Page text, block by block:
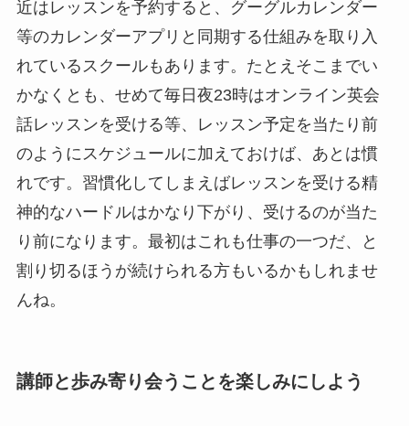
近はレッスンを予約すると、グーグルカレンダー
等のカレンダーアプリと同期する仕組みを取り入
れているスクールもあります。たとえそこまでい
かなくとも、せめて毎日夜23時はオンライン英会
話レッスンを受ける等、レッスン予定を当たり前
のようにスケジュールに加えておけば、あとは慣
れです。習慣化してしまえばレッスンを受ける精
神的なハードルはかなり下がり、受けるのが当た
り前になります。最初はこれも仕事の一つだ、と
割り切るほうが続けられる方もいるかもしれませ
んね。
講師と歩み寄り会うことを楽しみにしよう